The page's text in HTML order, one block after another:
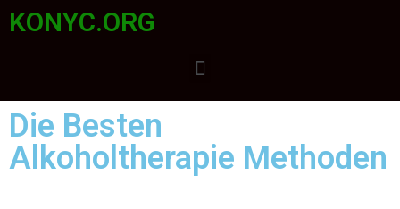
KONYC.ORG
Die Besten
Alkoholtherapie Methoden